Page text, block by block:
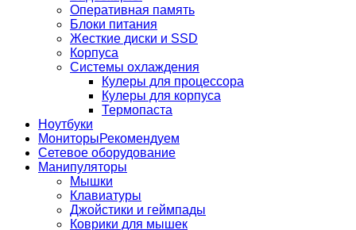
Оперативная память
Блоки питания
Жесткие диски и SSD
Корпуса
Системы охлаждения
Кулеры для процессора
Кулеры для корпуса
Термопаста
Ноутбуки
МониторыРекомендуем
Сетевое оборудование
Манипуляторы
Мышки
Клавиатуры
Джойстики и геймпады
Коврики для мышек